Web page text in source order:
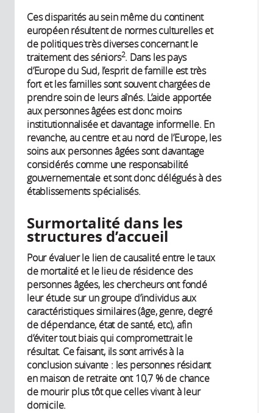
Ces disparités au sein même du continent
européen résultent de normes culturelles et
de politiques très diverses concernant le
traitement des séniors2. Dans les pays
d’Europe du Sud, l’esprit de famille est très
fort et les familles sont souvent chargées de
prendre soin de leurs aînés. L’aide apportée
aux personnes âgées est donc moins
institutionnalisée et davantage informelle. En
revanche, au centre et au nord de l’Europe, les
soins aux personnes âgées sont davantage
considérés comme une responsabilité
gouvernementale et sont donc délégués à des
établissements spécialisés.
Surmortalité dans les
structures d’accueil
Pour évaluer le lien de causalité entre le taux
de mortalité et le lieu de résidence des
personnes âgées, les chercheurs ont fondé
leur étude sur un groupe d’individus aux
caractéristiques similaires (âge, genre, degré
de dépendance, état de santé, etc), afin
d’éviter tout biais qui compromettrait le
résultat. Ce faisant, ils sont arrivés à la
conclusion suivante : les personnes résidant
en maison de retraite ont 10,7 % de chance
de mourir plus tôt que celles vivant à leur
domicile.